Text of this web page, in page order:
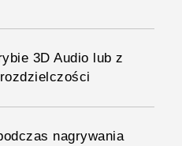
3D Audio lub z
nagrywania